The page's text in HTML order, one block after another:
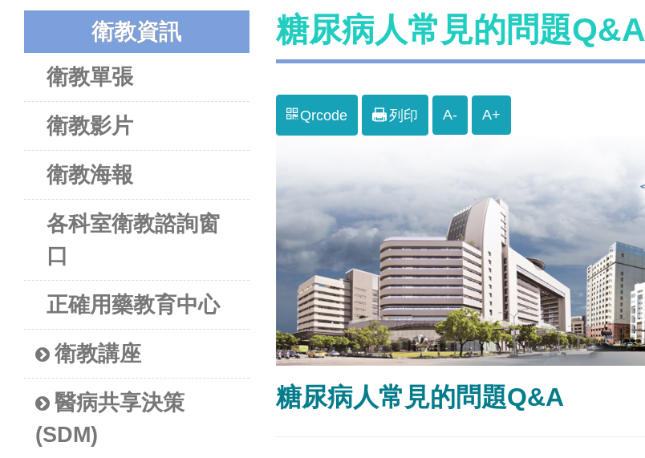
衛教資訊
衛教單張
衛教影片
衛教海報
各科室衛教諮詢窗
口
正確用藥教育中心
衛教講座
醫病共享決策
(SDM)
糖尿病人常見的問題Q&A
Qrcode 列印 A- A+
糖尿病人常見的問題Q&A